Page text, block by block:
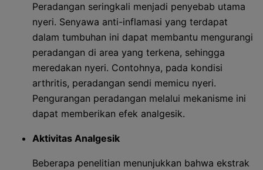
Peradangan seringkali menjadi penyebab utama
nyeri. Senyawa anti-inflamasi yang terdapat
dalam tumbuhan ini dapat membantu mengurangi
peradangan di area yang terkena, sehingga
meredakan nyeri. Contohnya, pada kondisi
arthritis, peradangan sendi memicu nyeri.
Pengurangan peradangan melalui mekanisme ini
dapat memberikan efek analgesik.
Aktivitas Analgesik
Beberapa penelitian menunjukkan bahwa ekstrak